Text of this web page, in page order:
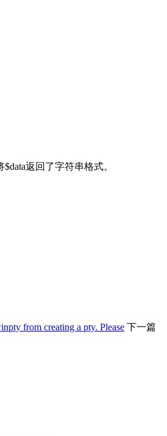
返回了字符串格式。
from creating a pty. Please 下一篇